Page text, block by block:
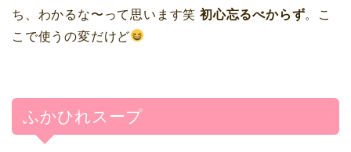
ち、わかるな〜って思います笑 初心忘るべからず。こ
こで使うの変だけど
ふかひれスープ